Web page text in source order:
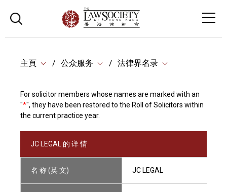
主頁 公众服务 法律界名录
For solicitor members whose names are marked with an
"*", they have been restored to the Roll of Solicitors within
the current practice year.
JC LEGAL 的 详 情
名 称 (英 文) JC LEGAL